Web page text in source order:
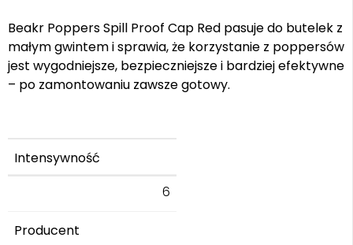
Beakr Poppers Spill Proof Cap Red pasuje do butelek z
małym gwintem i sprawia, że korzystanie z poppersów
jest wygodniejsze, bezpieczniejsze i bardziej efektywne
– po zamontowaniu zawsze gotowy.
Intensywność
6
Producent